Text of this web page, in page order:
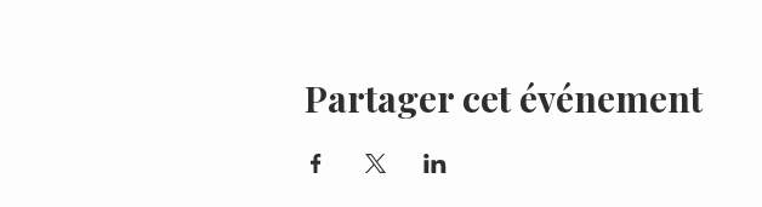
Partager cet événement